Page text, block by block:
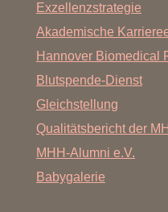
Exzellenzstrategie
Akademische
Hannover Biomedical
Blutspende-Dienst
Gleichstellung
Qualitätsbericht der
MHH-Alumni e.V.
Babygalerie